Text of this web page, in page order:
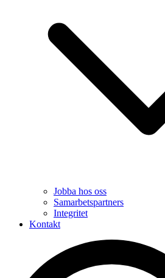
Jobba hos oss
Samarbetspartners
Integritet
Kontakt